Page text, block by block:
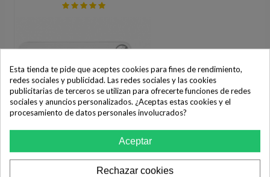
Esta tienda te pide que aceptes cookies para fines de rendimiento,
redes sociales y publicidad. Las redes sociales y las cookies
publicitarias de terceros se utilizan para ofrecerte funciones de redes
sociales y anuncios personalizados. ¿Aceptas estas cookies y el
procesamiento de datos personales involucrados?
Aceptar
Rechazar cookies